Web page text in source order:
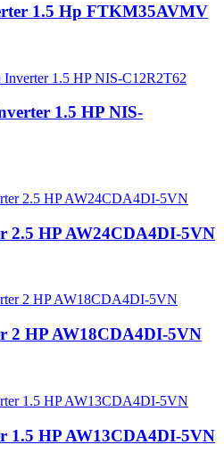
1.5 Hp FTKM35AVMV
1.5 HP NIS-
2.5 HP AW24CDA4DI-5VN
2 HP AW18CDA4DI-5VN
1.5 HP AW13CDA4DI-5VN